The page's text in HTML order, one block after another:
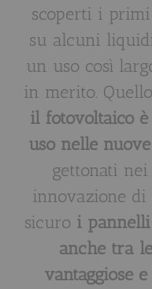
scoperti i
su alcuni
un uso così
in merito.
il fotovoltaico
uso nelle
gettonati
innovazione
sicuro i
anche tra
vantaggiose